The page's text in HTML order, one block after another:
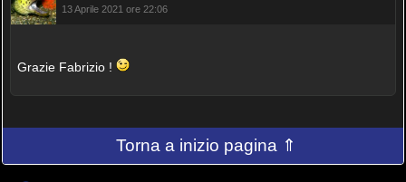
13 Aprile 2021 ore 22:06
Grazie Fabrizio !
Torna a inizio pagina ⇑